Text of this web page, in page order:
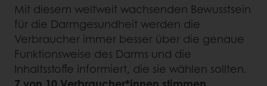
Mit diesem weltweit wachsenden Bewusstsein
für die Darmgesundheit werden die
Verbraucher immer besser über die genaue
Funktionsweise des Darms und die
Inhaltsstoffe informiert, die sie wählen sollten.